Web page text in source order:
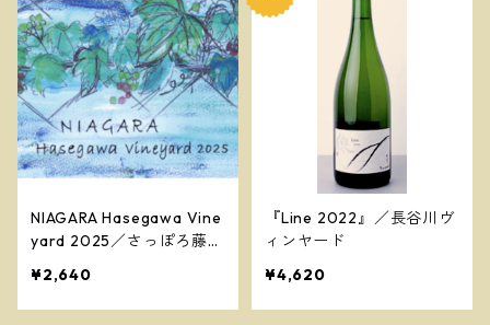
NIAGARA Hasegawa Vine
yard 2025／さっぽろ藤野
ヤード
¥2,640
『Line 2022』／長谷川ヴ
ィンヤード
¥4,620